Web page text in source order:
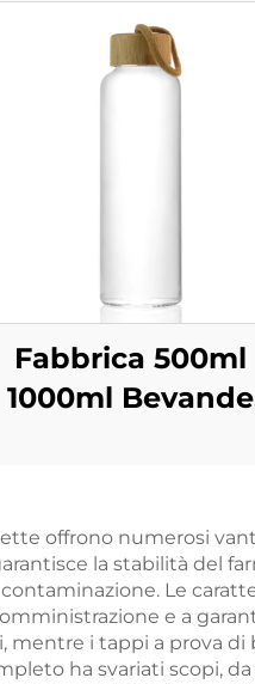
Fabbrica 500ml
1000ml Bevande
offrono numerosi
la stabilità del
Le
e a
mentre i tappi a prova
ha svariati scopi,